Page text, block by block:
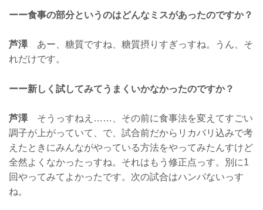
ーー食事の部分というのはどんなミスがあったのですか？
芦澤あー、糖質ですね、糖質摂りすぎっすね。うん、そ
れだけです。
ーー新しく試してみてうまくいかなかったのですか？
芦澤そうっすねえ……、その前に食事法を変えてすごい
調子が上がっていて、で、試合前だからリカバリ込みで考
えたときにみんながやっている方法をやってみたんすけど
全然よくなかったっすね。それはもう修正点っす。別に1
回やってみてよかったです。次の試合はハンパないっす
ね。